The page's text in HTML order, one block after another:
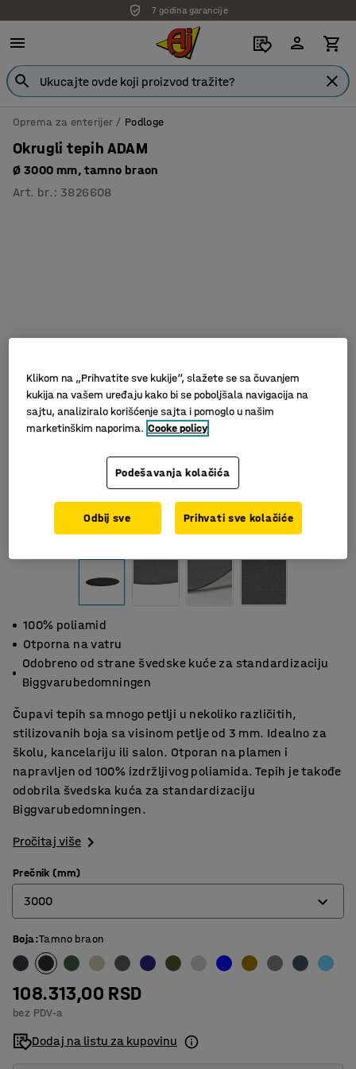
7 godina garancije
Oprema za enterijer Podloge
Okrugli tepih ADAM
Ø 3000 mm, tamno braon
Art. br. : 3826608
Slični proizvodi
100% poliamid
Otporna na vatru
Odobreno od strane švedske kuće za standardizaciju
Biggvarubedomningen
Čupavi tepih sa mnogo petlji u nekoliko različitih,
stilizovanih boja sa visinom petlje od 3 mm. Idealno za
školu, kancelariju ili salon. Otporan na plamen i
napravljen od 100% izdržljivog poliamida. Tepih je takođe
odobrila švedska kuća za standardizaciju
Biggvarubedomningen.
Pročitaj više
Prečnik (mm)
3000
2000
2500
3000
3500
Boja:Tamno braon
108.313,00 RSD
bez PDV-a
Dodaj na listu za kupovinu
Klikom na „Prihvatite sve kukije“, slažete se sa čuvanjem
kukija na vašem uređaju kako bi se poboljšala navigacija na
sajtu, analiziralo korišćenje sajta i pomoglo u našim
marketinškim naporima. Cooke policy
Podešavanja kolačića
Odbij sve Prihvati sve kolačiće